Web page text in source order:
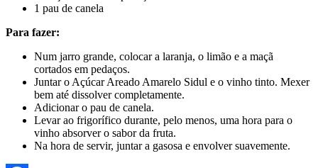
1 pau de canela
Para fazer:
Num jarro grande, colocar a laranja, o limão e a maçã
cortados em pedaços.
Juntar o Açúcar Areado Amarelo Sidul e o vinho tinto. Mexer
bem até dissolver completamente.
Adicionar o pau de canela.
Levar ao frigorífico durante, pelo menos, uma hora para o
vinho absorver o sabor da fruta.
Na hora de servir, juntar a gasosa e envolver suavemente.